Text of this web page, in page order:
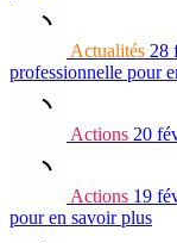
Actualités 28
professionnelle pour
Actions 20
Actions 19
pour en savoir plus